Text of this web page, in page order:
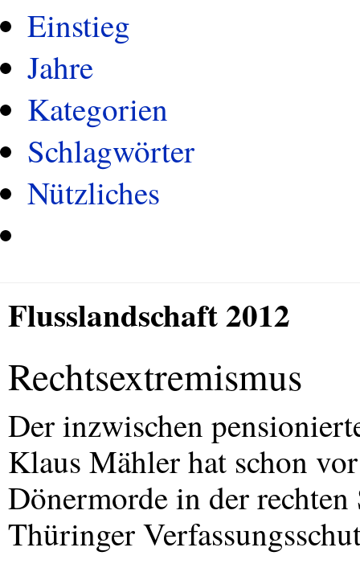
Einstieg
Jahre
Kategorien
Schlagwörter
Nützliches
Flusslandschaft 2012
Rechtsextremismus
Der inzwischen
Klaus Mähler hat schon
Dönermorde in der
Thüringer